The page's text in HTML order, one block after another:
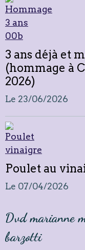
3 ans déjà et
(hommage à
2026)
Le 23/06/2026
Poulet au
Le 07/04/2026
Dvd marianne
barzotti